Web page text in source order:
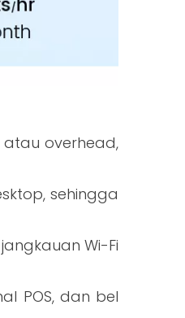
atau overhead,
sehingga
Wi-Fi
POS, dan bel